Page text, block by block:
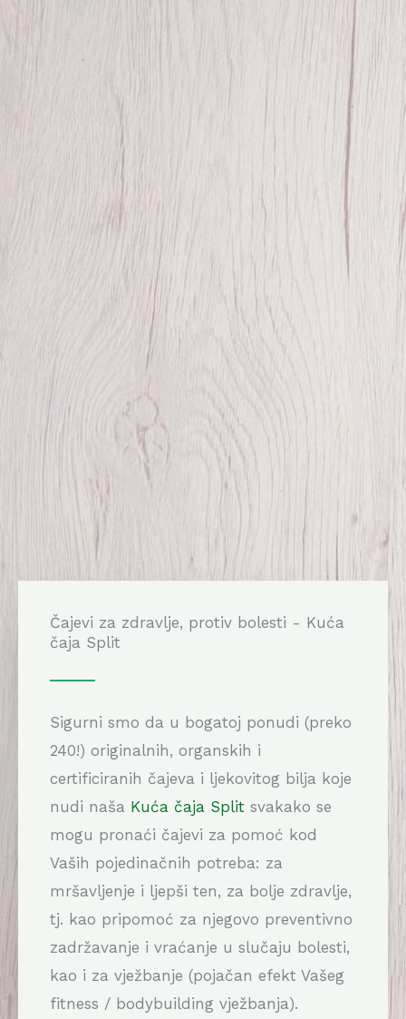
Čajevi za zdravlje, protiv bolesti - Kuća
čaja Split
Sigurni smo da u bogatoj ponudi (preko
240!) originalnih, organskih i
certificiranih čajeva i ljekovitog bilja koje
nudi naša Kuća čaja Split svakako se
mogu pronaći čajevi za pomoć kod
Vaših pojedinačnih potreba: za
mršavljenje i ljepši ten, za bolje zdravlje,
tj. kao pripomoć za njegovo preventivno
zadržavanje i vraćanje u slučaju bolesti,
kao i za vježbanje (pojačan efekt Vašeg
fitness / bodybuilding vježbanja).